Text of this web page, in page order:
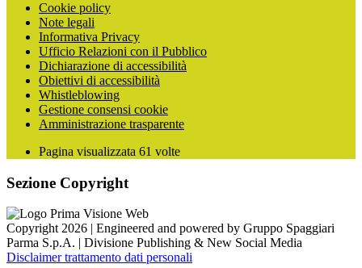
Cookie policy
Note legali
Informativa Privacy
Ufficio Relazioni con il Pubblico
Dichiarazione di accessibilità
Obiettivi di accessibilità
Whistleblowing
Gestione consensi cookie
Amministrazione trasparente
Pagina visualizzata 61 volte
Sezione Copyright
Copyright 2026 | Engineered and powered by Gruppo Spaggiari
Parma S.p.A. | Divisione Publishing & New Social Media
Disclaimer trattamento dati personali